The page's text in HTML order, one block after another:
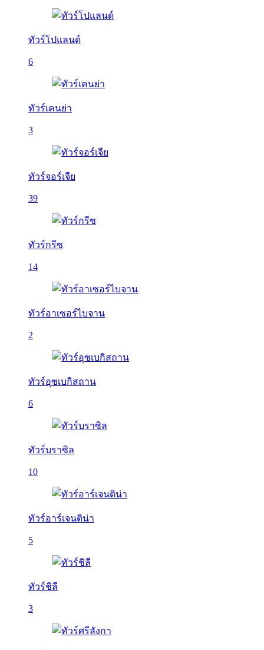
ทัวร์โปแลนด์
6
ทัวร์เคนย่า
3
ทัวร์จอร์เจีย
39
ทัวร์กรีซ
14
ทัวร์อาเซอร์ไบจาน
2
ทัวร์อุซเบกิสถาน
6
ทัวร์บราซิล
10
ทัวร์อาร์เจนติน่า
5
ทัวร์ชิลี
3